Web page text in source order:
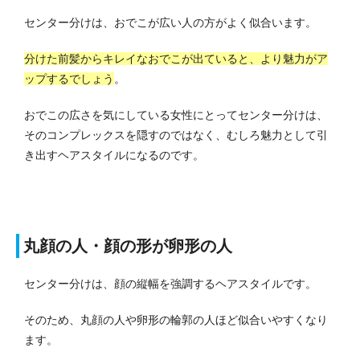
センター分けは、おでこが広い人の方がよく似合います。
分けた前髪からキレイなおでこが出ていると、より魅力がア
ップするでしょう 。
おでこの広さを気にしている女性にとってセンター分けは、
そのコンプレックスを隠すのではなく、むしろ魅力として引
き出すヘアスタイルになるのです。
丸顔の人・顔の形が卵形の人
センター分けは、顔の縦幅を強調するヘアスタイルです。
そのため、丸顔の人や卵形の輪郭の人ほど似合いやすくなり
ます。